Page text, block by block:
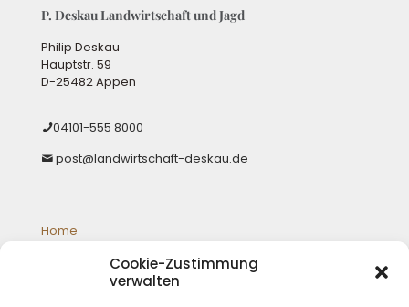
Cookie-Zustimmung
verwalten
P. Deskau Landwirtschaft und Jagd
Philip Deskau
Hauptstr. 59
D-25482 Appen
04101-555 8000
post@landwirtschaft-deskau.de
Home